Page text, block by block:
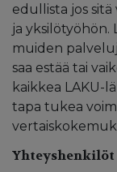
edullista jos
ja
muiden
saa estää tai
kaikkea LAKU-
tapa tukea
Yhteyshenkilöt